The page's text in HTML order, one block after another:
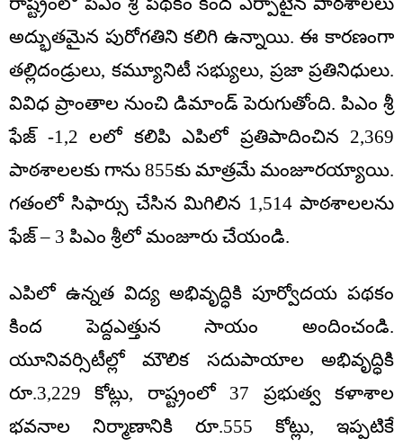
అద్భుతమైన పురోగతిని కలిగి ఉన్నాయి. ఈ కారణంగా
తల్లిదండ్రులు, కమ్యూనిటీ సభ్యులు, ప్రజా ప్రతినిధులు.
వివిధ ప్రాంతాల నుంచి డిమాండ్ పెరుగుతోంది. పిఎం శ్రీ
ఫేజ్ -1,2 లలో కలిపి ఎపిలో ప్రతిపాదించిన 2,369
పాఠశాలలకు గాను 855కు మాత్రమే మంజూరయ్యాయి.
గతంలో సిఫార్సు చేసిన మిగిలిన 1,514 పాఠశాలలను
ఫేజ్ – 3 పిఎం శ్రీలో మంజూరు చేయండి.
ఎపిలో ఉన్నత విద్య అభివృద్ధికి పూర్వోదయ పథకం
కింద పెద్దఎత్తున సాయం అందించండి.
యూనివర్సిటీల్లో మౌలిక సదుపాయాల అభివృద్ధికి
రూ.3,229 కోట్లు, రాష్ట్రంలో 37 ప్రభుత్వ కళాశాల
భవనాల నిర్మాణానికి రూ.555 కోట్లు, ఇప్పటికే